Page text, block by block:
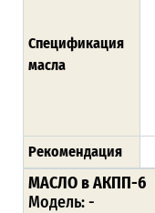
Спецификация
масла
Рекомендация
МАСЛО в АКПП-6
Модель: -